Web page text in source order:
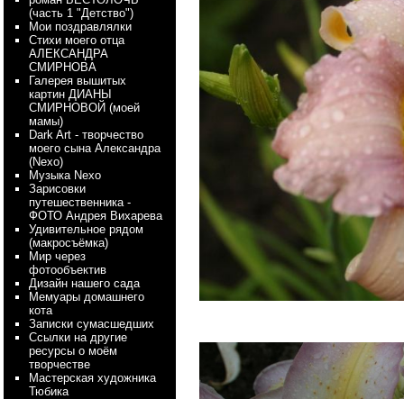
(часть 1 "Детство")
Мои поздравлялки
Стихи моего отца
АЛЕКСАНДРА
СМИРНОВА
Галерея вышитых
картин ДИАНЫ
СМИРНОВОЙ (моей
мамы)
Dark Art - творчество
моего сына Александра
(Nexo)
Myзыка Nexo
Зарисовки
путешественника -
ФОТО Андрея Вихарева
Удивительное рядом
(макросъёмка)
Мир через
фотообъектив
Дизайн нашего сада
Мемуары домашнего
кота
Записки сумасшедших
Ссылки на другие
ресурсы о моём
творчестве
Мастерская художника
Тюбика